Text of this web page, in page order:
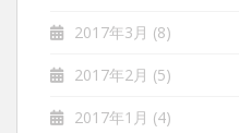
2017年3月 (8)
2017年2月 (5)
2017年1月 (4)